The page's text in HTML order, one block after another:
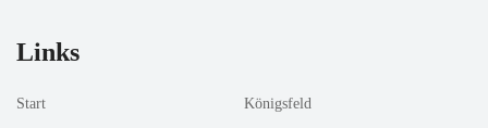
Links
Start Königsfeld